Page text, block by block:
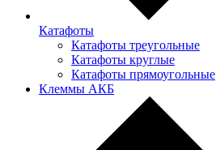
Катафоты
Катафоты треугольные
Катафоты круглые
Катафоты прямоугольные
Клеммы АКБ